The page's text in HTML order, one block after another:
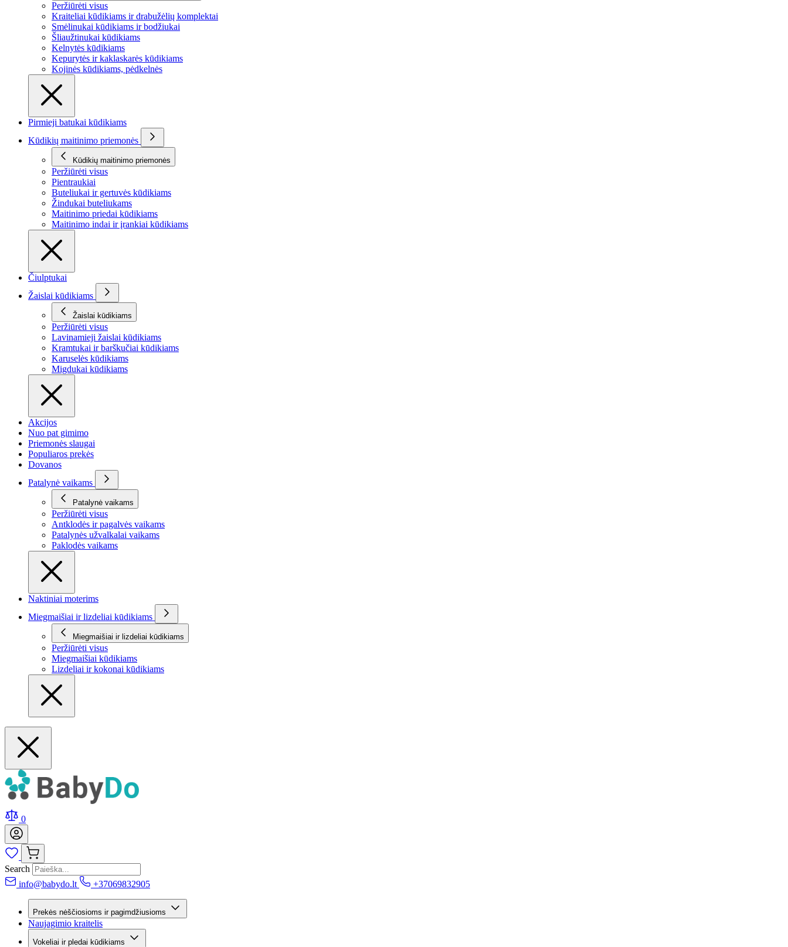
Peržiūrėti visus
Kraiteliai kūdikiams ir drabužėlių komplektai
Smėlinukai kūdikiams ir bodžiukai
Šliaužtinukai kūdikiams
Kelnytės kūdikiams
Kepurytės ir kaklaskarės kūdikiams
Kojinės kūdikiams, pėdkelnės
Pirmieji batukai kūdikiams
Kūdikių maitinimo priemonės
Kūdikių maitinimo priemonės
Peržiūrėti visus
Pientraukiai
Buteliukai ir gertuvės kūdikiams
Žindukai buteliukams
Maitinimo priedai kūdikiams
Maitinimo indai ir įrankiai kūdikiams
Čiulptukai
Žaislai kūdikiams
Žaislai kūdikiams
Peržiūrėti visus
Lavinamieji žaislai kūdikiams
Kramtukai ir barškučiai kūdikiams
Karuselės kūdikiams
Migdukai kūdikiams
Akcijos
Nuo pat gimimo
Priemonės slaugai
Populiaros prekės
Dovanos
Patalynė vaikams
Patalynė vaikams
Peržiūrėti visus
Antklodės ir pagalvės vaikams
Patalynės užvalkalai vaikams
Paklodės vaikams
Naktiniai moterims
Miegmaišiai ir lizdeliai kūdikiams
Miegmaišiai ir lizdeliai kūdikiams
Peržiūrėti visus
Miegmaišiai kūdikiams
Lizdeliai ir kokonai kūdikiams
0
Search
info@babydo.lt
+37069832905
Prekės nėščiosioms ir pagimdžiusioms
Naujagimio kraitelis
Vokeliai ir pledai kūdikiams